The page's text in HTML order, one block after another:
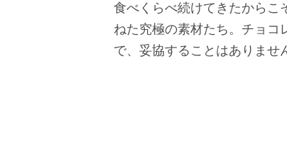
食べくらべ続けてきたからこ
ねた究極の素材たち。チョコ
で、妥協することはありませ